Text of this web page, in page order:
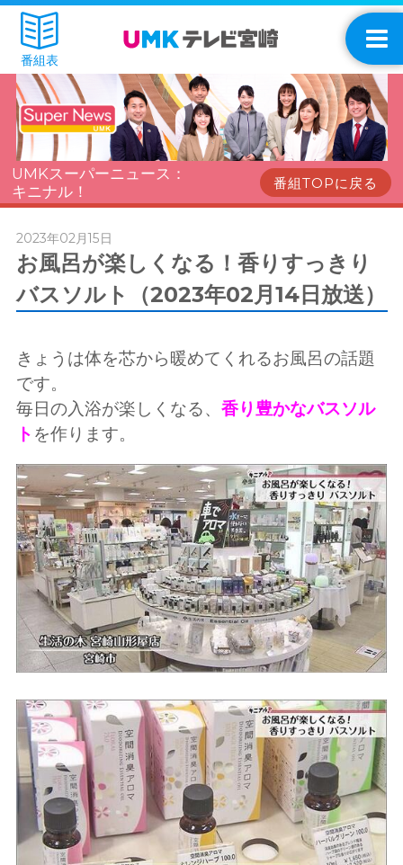
番組表
UMKスーパーニュース：
キニナル！
番組TOPに戻る
2023年02月15日
お風呂が楽しくなる！香りすっきり
バスソルト（2023年02月14日放送）
きょうは体を芯から暖めてくれるお風呂の話題
です。
毎日の入浴が楽しくなる、 香り豊かなバスソル
ト を作ります。